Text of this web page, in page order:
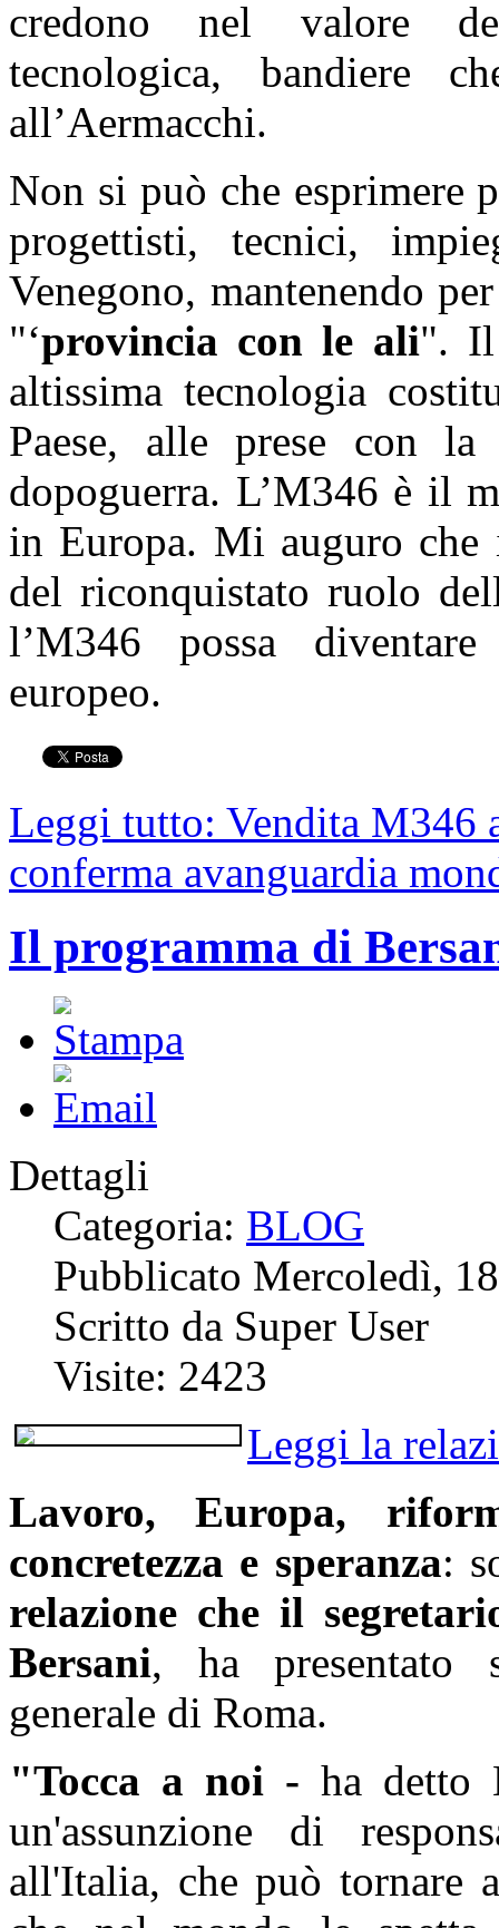
credono nel valore
tecnologica, bandiere
all’Aermacchi.
Non si può che esprimere
progettisti, tecnici,
Venegono, mantenendo
"‘provincia con le ali". Il
altissima tecnologia
Paese, alle prese con
dopoguerra. L’M346 è il
in Europa. Mi auguro
del riconquistato ruolo
l’M346 possa
europeo.
Leggi tutto: Vendita M346
conferma avanguardia
Il programma di
Dettagli
Categoria: BLOG
Pubblicato Mercoledì,
Scritto da Super User
Visite: 2423
Leggi la
Lavoro, Europa,
concretezza e speranza:
relazione che il
Bersani, ha presentato
generale di Roma.
"Tocca a noi - ha detto
un'assunzione di
all'Italia, che può tornare